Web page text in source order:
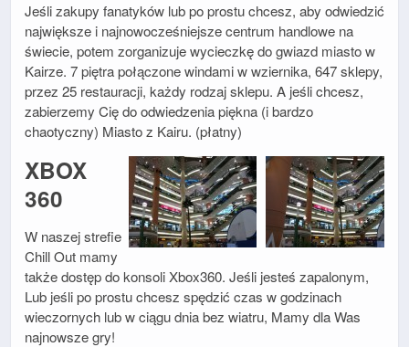
Jeśli zakupy fanatyków lub po prostu chcesz, aby odwiedzić
największe i najnowocześniejsze centrum handlowe na
świecie, potem zorganizuje wycieczkę do gwiazd miasto w
Kairze. 7 piętra połączone windami w wziernika, 647 sklepy,
przez 25 restauracji, każdy rodzaj sklepu. A jeśli chcesz,
zabierzemy Cię do odwiedzenia piękna (i bardzo
chaotyczny) Miasto z Kairu. (płatny)
XBOX
360
W naszej strefie
Chill Out mamy
także dostęp do konsoli Xbox360. Jeśli jesteś zapalonym,
Lub jeśli po prostu chcesz spędzić czas w godzinach
wieczornych lub w ciągu dnia bez wiatru, Mamy dla Was
najnowsze gry!